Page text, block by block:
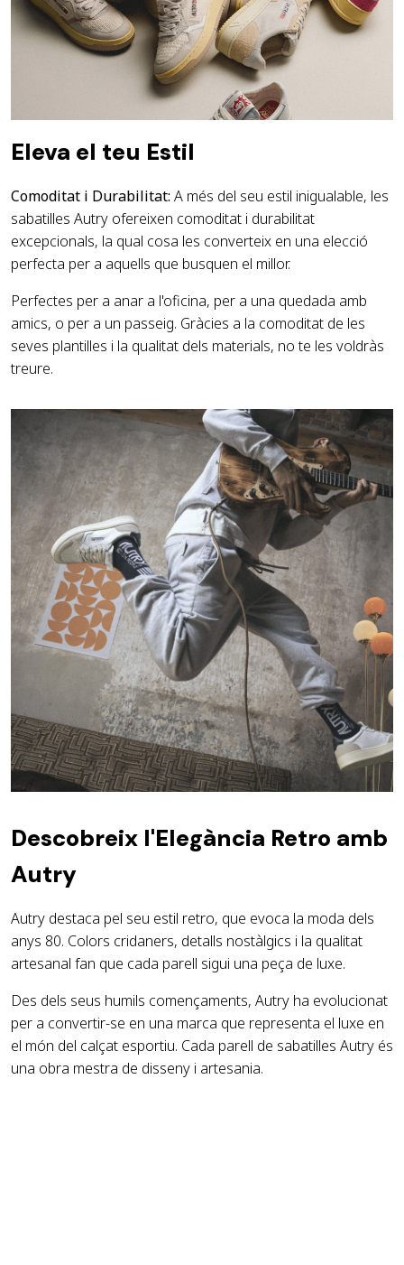
Eleva el teu Estil
Comoditat i Durabilitat: A més del seu estil inigualable, les
sabatilles Autry ofereixen comoditat i durabilitat
excepcionals, la qual cosa les converteix en una elecció
perfecta per a aquells que busquen el millor.
Perfectes per a anar a l'oficina, per a una quedada amb
amics, o per a un passeig. Gràcies a la comoditat de les
seves plantilles i la qualitat dels materials, no te les voldràs
treure.
Descobreix l'Elegància Retro amb
Autry
Autry destaca pel seu estil retro, que evoca la moda dels
anys 80. Colors cridaners, detalls nostàlgics i la qualitat
artesanal fan que cada parell sigui una peça de luxe.
Des dels seus humils començaments, Autry ha evolucionat
per a convertir-se en una marca que representa el luxe en
el món del calçat esportiu. Cada parell de sabatilles Autry és
una obra mestra de disseny i artesania.